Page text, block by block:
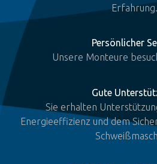
Erfahrung.
Persönlicher
Unsere Monteure
Gute
Sie erhalten
Energieeffizienz und dem